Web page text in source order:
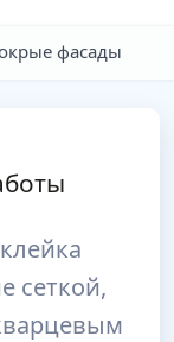
фасады
сеткой,